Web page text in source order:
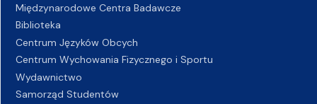
Międzynarodowe Centra Badawcze
Biblioteka
Centrum Języków Obcych
Centrum Wychowania Fizycznego i Sportu
Wydawnictwo
Samorząd Studentów